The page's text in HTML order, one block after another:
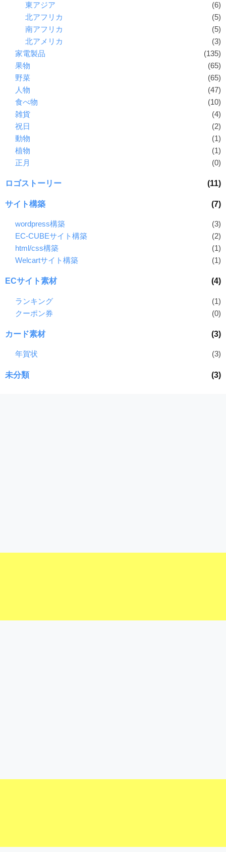
東アジア
(6)
北アフリカ
(5)
南アフリカ
(5)
北アメリカ
(3)
家電製品
(135)
果物
(65)
野菜
(65)
人物
(47)
食べ物
(10)
雑貨
(4)
祝日
(2)
動物
(1)
植物
(1)
正月
(0)
ロゴストーリー (11)
サイト構築 (7)
wordpress構築
(3)
EC-CUBEサイト構築
(2)
html/css構築
(1)
Welcartサイト構築
(1)
ECサイト素材 (4)
ランキング
(1)
クーポン券
(0)
カード素材 (3)
年賀状 (3)
未分類 (3)